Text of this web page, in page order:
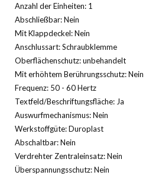
Anzahl der Einheiten: 1
Abschließbar: Nein
Mit Klappdeckel: Nein
Anschlussart: Schraubklemme
Oberflächenschutz: unbehandelt
Mit erhöhtem Berührungsschutz: Nein
Frequenz: 50 - 60 Hertz
Textfeld/Beschriftungsfläche: Ja
Auswurfmechanismus: Nein
Werkstoffgüte: Duroplast
Abschaltbar: Nein
Verdrehter Zentraleinsatz: Nein
Überspannungsschutz: Nein